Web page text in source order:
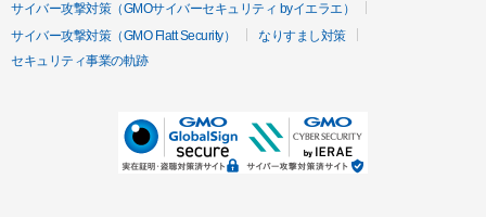
サイバー攻撃対策（GMOサイバーセキュリティ byイエラエ）
サイバー攻撃対策（GMO Flatt Security）
なりすまし対策
セキュリティ事業の軌跡